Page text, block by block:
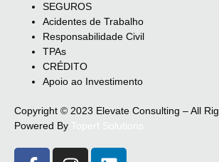
SEGUROS
Acidentes de Trabalho
Responsabilidade Civil
TPAs
CRÉDITO
Apoio ao Investimento
Copyright © 2023 Elevate Consulting – All
Powered By